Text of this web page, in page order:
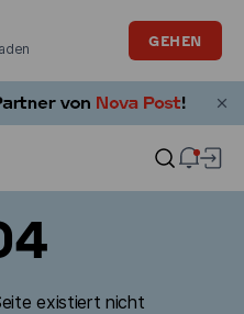
GEHEN
existiert nicht